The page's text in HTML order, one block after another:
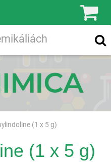
(1 x 5 g)
(1 x 5 g)